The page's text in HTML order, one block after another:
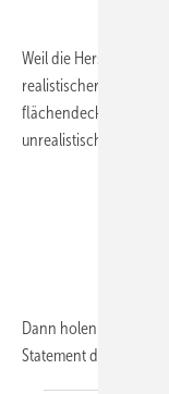
Weil die Herstellung
realistischer Blick auf
flächendeckende
unrealistisch.
Dann holen wir eben
Statementder...